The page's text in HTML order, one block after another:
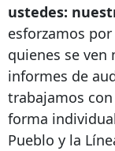
ustedes:
esforzamos
quienes se ven
informes de
trabajamos
forma
Pueblo y la